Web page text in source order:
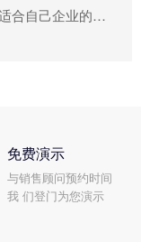
如何选择适合自己企业的安博网页版-安博（中国）官方 ?
免费演示
与销售顾问预约时间
我 们登门为您演示